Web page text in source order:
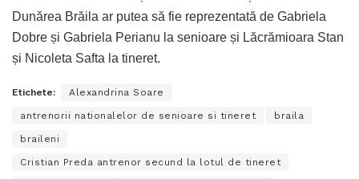
Dunărea Brăila ar putea să fie reprezentată de Gabriela
Dobre și Gabriela Perianu la senioare și Lăcrămioara Stan
și Nicoleta Safta la tineret.
Etichete: Alexandrina Soare
antrenorii nationalelor de senioare si tineret braila
braileni
Cristian Preda antrenor secund la lotul de tineret